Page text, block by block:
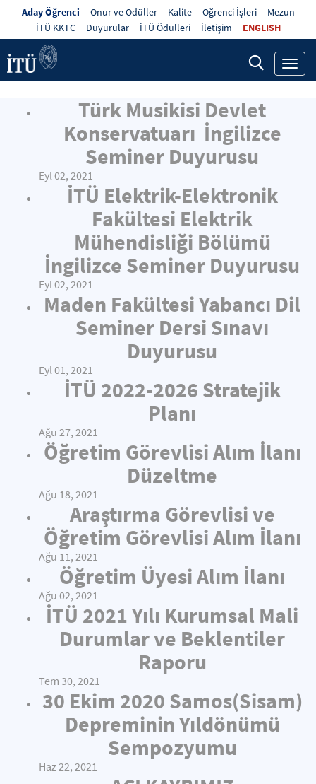
Aday Öğrenci Onur ve Ödüller Kalite Öğrenci İşleri
Mezun
İTÜ KKTC
Duyurular İTÜ Ödülleri İletişim ENGLISH
Türk Musikisi Devlet
Konservatuarı İngilizce
Seminer Duyurusu
Eyl 02, 2021
İTÜ Elektrik-Elektronik
Fakültesi Elektrik
Mühendisliği Bölümü
İngilizce Seminer Duyurusu
Eyl 02, 2021
Maden Fakültesi Yabancı Dil
Seminer Dersi Sınavı
Duyurusu
Eyl 01, 2021
İTÜ 2022-2026 Stratejik
Planı
Ağu 27, 2021
Öğretim Görevlisi Alım İlanı
Düzeltme
Ağu 18, 2021
Araştırma Görevlisi ve
Öğretim Görevlisi Alım İlanı
Ağu 11, 2021
Öğretim Üyesi Alım İlanı
Ağu 02, 2021
İTÜ 2021 Yılı Kurumsal Mali
Durumlar ve Beklentiler
Raporu
Tem 30, 2021
30 Ekim 2020 Samos(Sisam)
Depreminin Yıldönümü
Sempozyumu
Haz 22, 2021